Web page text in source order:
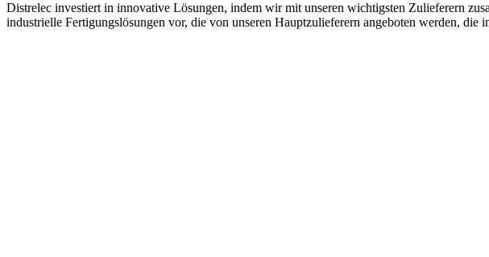
Distrelec investiert in innovative Lösungen, indem wir mit unseren wichtigsten Zulieferern
industrielle Fertigungslösungen vor, die von unseren Hauptzulieferern angeboten werden, die